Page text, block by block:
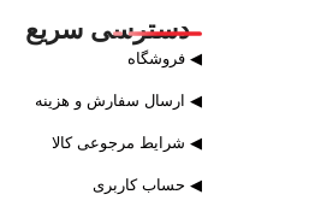
دسترسی سریع
◀ فروشگاه
◀ ارسال سفارش و هزینه
◀ شرایط مرجوعی کالا
◀ حساب کاربری